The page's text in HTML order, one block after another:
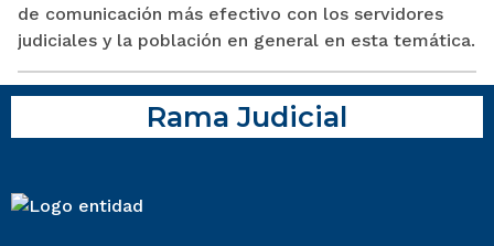
de comunicación más efectivo con los servidores
judiciales y la población en general en esta temática.
Rama Judicial